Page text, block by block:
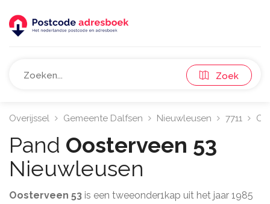
Zoek
Overijssel Gemeente Dalfsen Nieuwleusen 7711
Pand Oosterveen 53
Nieuwleusen
Oosterveen 53 is een tweeonder1kap uit het jaar 1985